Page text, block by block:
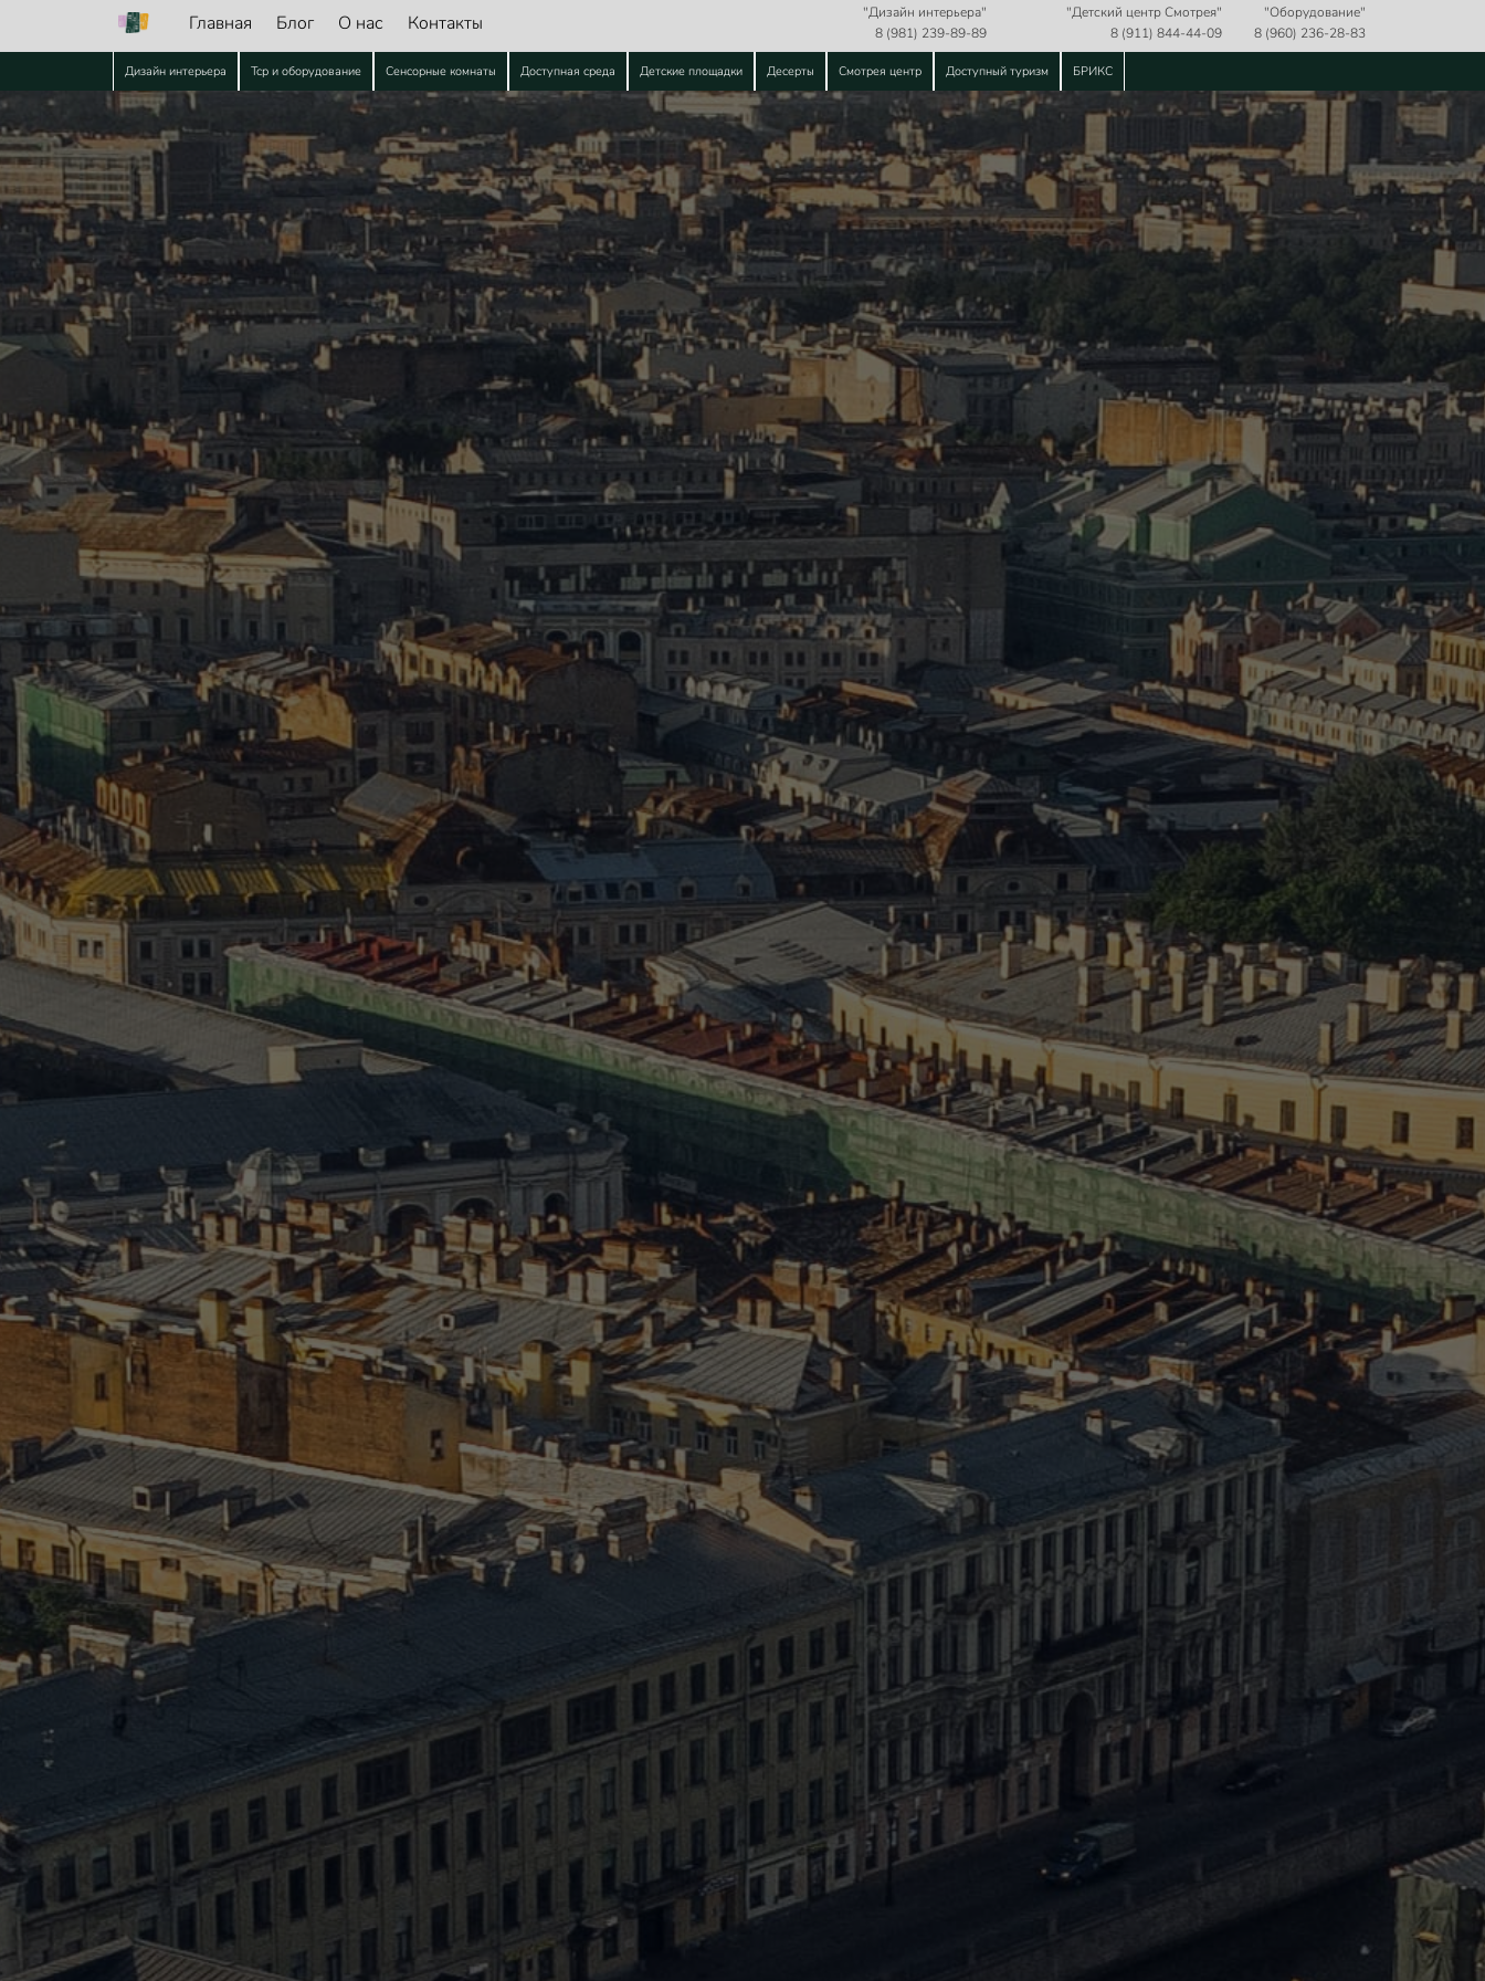
Главная Блог О нас Контакты
"Дизайн интерьера"
8 (981) 239-89-89
"Детский центр Смотрея"
8 (911) 844-44-09
"Оборудование"
8 (960) 236-28-83
Дизайн интерьера Тср и оборудование Сенсорные комнаты Доступная среда Детские площадки Десерты Смотрея центр Доступный туризм БРИКС